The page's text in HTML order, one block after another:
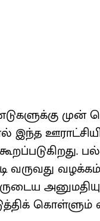
முன்
இந்த
வருவது